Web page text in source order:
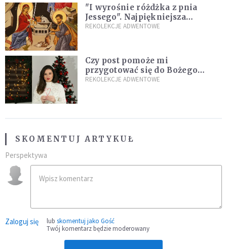
"I wyrośnie różdżka z pnia
Jessego". Najpiękniejsza
zapowiedź Mesjasza w Piśmie
REKOLEKCJE ADWENTOWE
Czy post pomoże mi
przygotować się do Bożego
Narodzenia? Jezuita: to zależy
REKOLEKCJE ADWENTOWE
SKOMENTUJ ARTYKUŁ
Perspektywa
Zaloguj się lub skomentuj jako Gość
Twój komentarz będzie moderowany